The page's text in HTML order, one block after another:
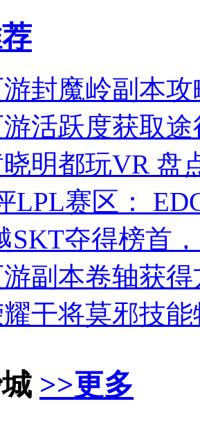
封魔岭副本攻
活跃度获取
明都玩VR 盘
LPL赛区：
SKT夺得榜首
副本卷轴获得
干将莫邪技
>>更多